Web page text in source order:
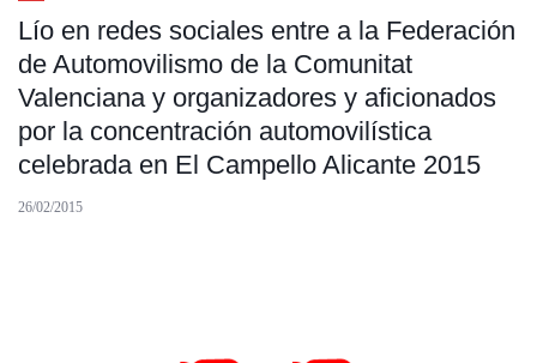
Lío en redes sociales entre a la Federación
de Automovilismo de la Comunitat
Valenciana y organizadores y aficionados
por la concentración automovilística
celebrada en El Campello Alicante 2015
26/02/2015